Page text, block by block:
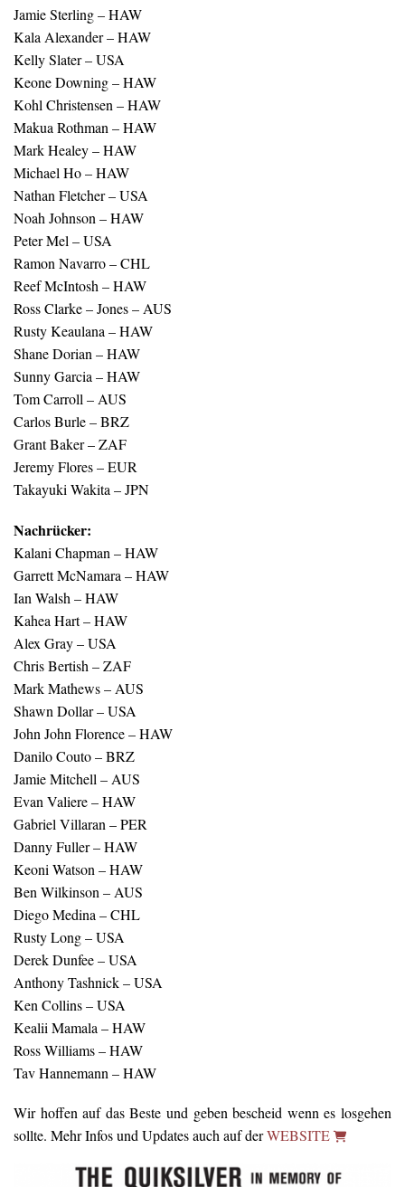
Jamie Sterling – HAW
Kala Alexander – HAW
Kelly Slater – USA
Keone Downing – HAW
Kohl Christensen – HAW
Makua Rothman – HAW
Mark Healey – HAW
Michael Ho – HAW
Nathan Fletcher – USA
Noah Johnson – HAW
Peter Mel – USA
Ramon Navarro – CHL
Reef McIntosh – HAW
Ross Clarke – Jones – AUS
Rusty Keaulana – HAW
Shane Dorian – HAW
Sunny Garcia – HAW
Tom Carroll – AUS
Carlos Burle – BRZ
Grant Baker – ZAF
Jeremy Flores – EUR
Takayuki Wakita – JPN
Nachrücker:
Kalani Chapman – HAW
Garrett McNamara – HAW
Ian Walsh – HAW
Kahea Hart – HAW
Alex Gray – USA
Chris Bertish – ZAF
Mark Mathews – AUS
Shawn Dollar – USA
John John Florence – HAW
Danilo Couto – BRZ
Jamie Mitchell – AUS
Evan Valiere – HAW
Gabriel Villaran – PER
Danny Fuller – HAW
Keoni Watson – HAW
Ben Wilkinson – AUS
Diego Medina – CHL
Rusty Long – USA
Derek Dunfee – USA
Anthony Tashnick – USA
Ken Collins – USA
Kealii Mamala – HAW
Ross Williams – HAW
Tav Hannemann – HAW
Wir hoffen auf das Beste und geben bescheid wenn es losgehen
sollte. Mehr Infos und Updates auch auf derWEBSITE